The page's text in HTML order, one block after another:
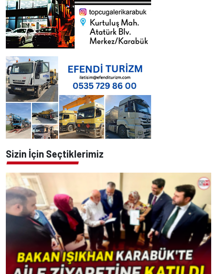
Sizin İçin Seçtiklerimiz